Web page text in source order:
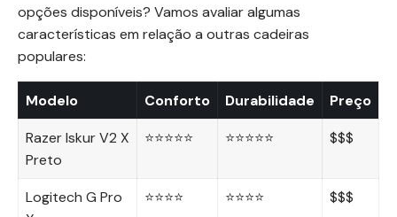
opções disponíveis? Vamos avaliar algumas
características em relação a outras cadeiras
populares:
Modelo Conforto Durabilidade
Preço
Razer Iskur V2 X
Preto
⭐⭐⭐⭐⭐ ⭐⭐⭐⭐⭐ $$$
Logitech G Pro
⭐⭐⭐⭐ ⭐⭐⭐⭐ $$$